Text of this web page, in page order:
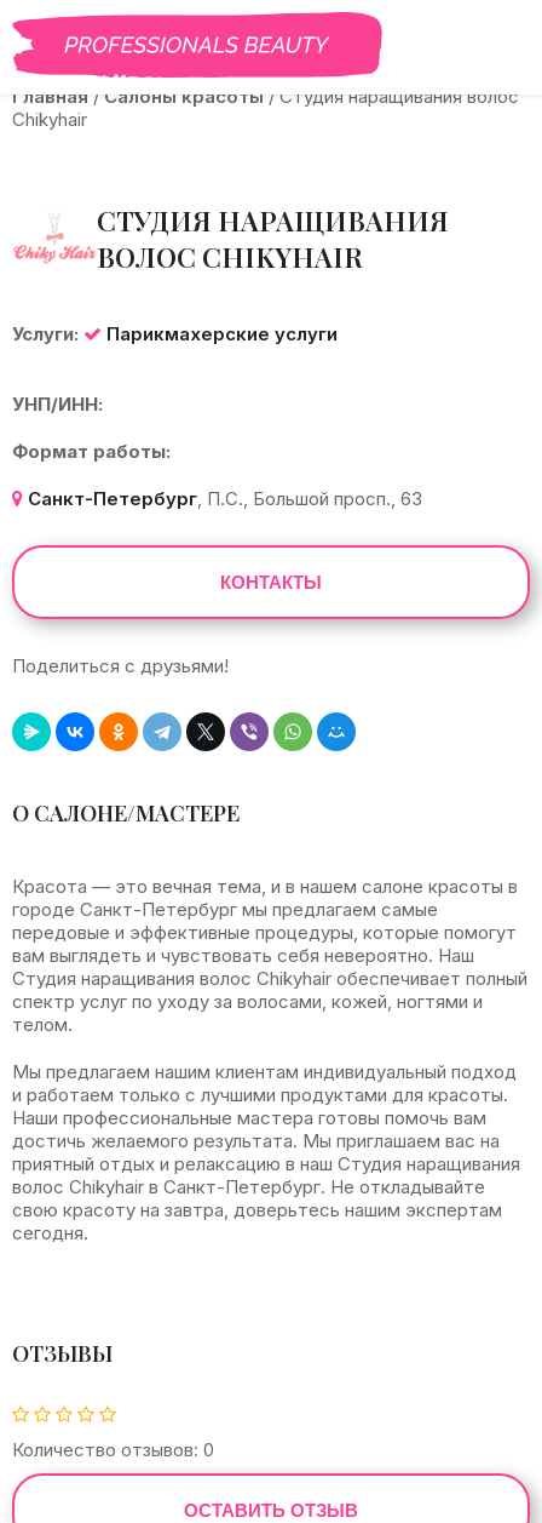
BEAUTY PRO САЛОНЫ ВАКАНСИИ КУРСЫ
Главная / Салоны красоты / Студия наращивания волос
Chikyhair
СТУДИЯ НАРАЩИВАНИЯ
ВОЛОС CHIKYHAIR
Услуги: Парикмахерские услуги
УНП/ИНН:
Формат работы:
Санкт-Петербург, П.С., Большой просп., 63
КОНТАКТЫ
Поделиться с друзьями!
−
О САЛОНЕ/МАСТЕРЕ
Красота — это вечная тема, и в нашем салоне красоты в
городе Санкт-Петербург мы предлагаем самые
передовые и эффективные процедуры, которые помогут
вам выглядеть и чувствовать себя невероятно. Наш
Студия наращивания волос Chikyhair обеспечивает полный
спектр услуг по уходу за волосами, кожей, ногтями и
телом.
Мы предлагаем нашим клиентам индивидуальный подход
и работаем только с лучшими продуктами для красоты.
Наши профессиональные мастера готовы помочь вам
достичь желаемого результата. Мы приглашаем вас на
приятный отдых и релаксацию в наш Студия наращивания
волос Chikyhair в Санкт-Петербург. Не откладывайте
свою красоту на завтра, доверьтесь нашим экспертам
сегодня.
ОТЗЫВЫ
Количество отзывов: 0
ОСТАВИТЬ ОТЗЫВ